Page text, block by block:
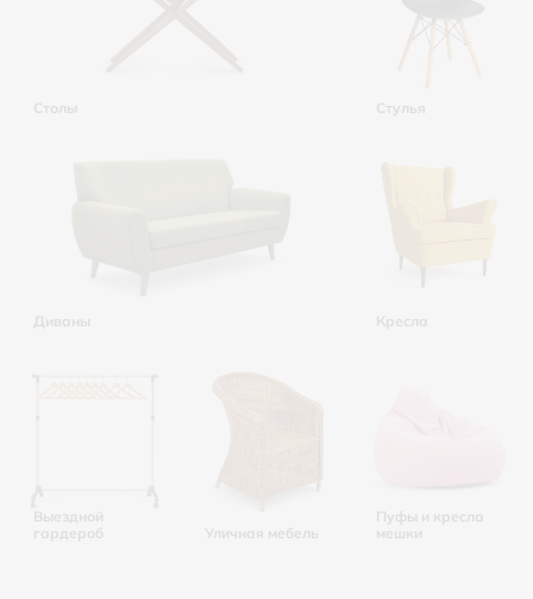
Столы Стулья
Диваны Кресла
Выездной
гардероб
Уличная мебель
Пуфы и кресла
мешки